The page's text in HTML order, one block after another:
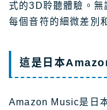
式的3D聆聽體驗。無
每個音符的細微差別
這是日本
Amazon Music是日